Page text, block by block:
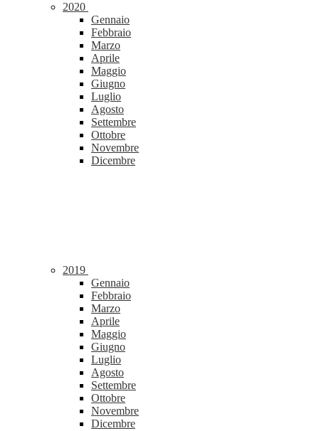
2020
Gennaio
Febbraio
Marzo
Aprile
Maggio
Giugno
Luglio
Agosto
Settembre
Ottobre
Novembre
Dicembre
2019
Gennaio
Febbraio
Marzo
Aprile
Maggio
Giugno
Luglio
Agosto
Settembre
Ottobre
Novembre
Dicembre